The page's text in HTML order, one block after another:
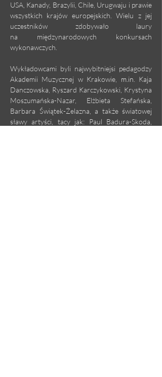
USA, Kanady, Brazylii, Chile, Urugwaju i prawie
wszystkich krajów europejskich. Wielu z jej
uczestników zdobywało laury
na międzynarodowych konkursach
wykonawczych.
Wykładowcami byli najwybitniejsi pedagodzy
Akademii Muzycznej w Krakowie, m.in . Kaja
Danczowska, Ryszard Karczykowski, Krystyna
Moszumańska-Nazar, Elżbieta Stefańska,
Barbara Świątek-Żelazna, a także światowej
sławy artyści, tacy jak: Paul Badura-Skoda,